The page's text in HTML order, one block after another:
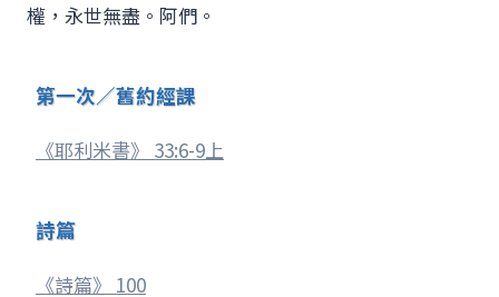
權，永世無盡。阿們。
第一次／舊約經課
《耶利米書》 33:6-9上
詩篇
《詩篇》 100